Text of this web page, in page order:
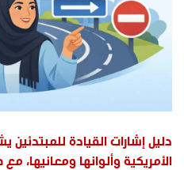
دليل إشارات القيادة للمبتدئين
الأمريكية وألوانها ومعانيها،